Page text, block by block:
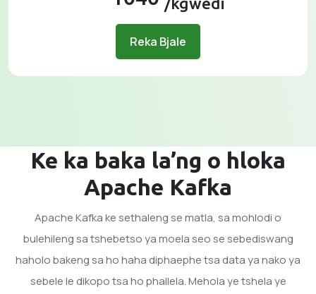
Reka Bjale
Ke ka baka la’ng o hloka
Apache Kafka
Apache Kafka ke sethaleng se matla, sa mohlodi o
bulehileng sa tshebetso ya moela seo se sebediswang
haholo bakeng sa ho haha ​​diphaephe tsa data ya nako ya
sebele le dikopo tsa ho phallela. Mehola ye tshela ye